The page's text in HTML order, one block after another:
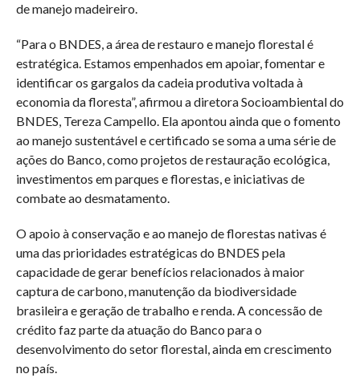
de manejo madeireiro.
“Para o BNDES, a área de restauro e manejo florestal é
estratégica. Estamos empenhados em apoiar, fomentar e
identificar os gargalos da cadeia produtiva voltada à
economia da floresta”, afirmou a diretora Socioambiental do
BNDES, Tereza Campello. Ela apontou ainda que o fomento
ao manejo sustentável e certificado se soma a uma série de
ações do Banco, como projetos de restauração ecológica,
investimentos em parques e florestas, e iniciativas de
combate ao desmatamento.
O apoio à conservação e ao manejo de florestas nativas é
uma das prioridades estratégicas do BNDES pela
capacidade de gerar benefícios relacionados à maior
captura de carbono, manutenção da biodiversidade
brasileira e geração de trabalho e renda. A concessão de
crédito faz parte da atuação do Banco para o
desenvolvimento do setor florestal, ainda em crescimento
no país.